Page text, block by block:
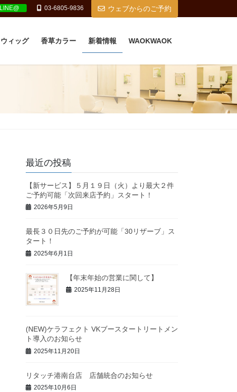
LINE@ 03-6805-9836 ウェブからのご予約
ウィッグ 香草カラー 新着情報 WAOKWAOK
最近の投稿
【新サービス】５月１９日（火）より最大２件
ご予約可能「次回来店予約」スタート！
2026年5月9日
最長３０日先のご予約が可能「30リザーブ」ス
タート！
2025年6月1日
【年末年始の営業に関して】
2025年11月28日
(NEW)ケラフェクト VKブースタートリートメン
ト導入のお知らせ
2025年11月20日
リタッチ港南台店 店舗統合のお知らせ
2025年10月6日